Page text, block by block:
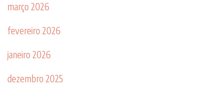
março 2026
fevereiro 2026
janeiro 2026
dezembro 2025